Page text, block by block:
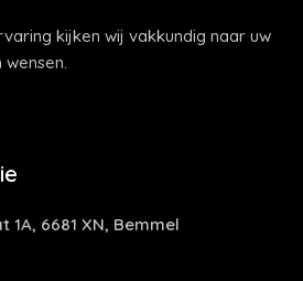
kijken wij vakkundig naar uw
6681 XN, Bemmel